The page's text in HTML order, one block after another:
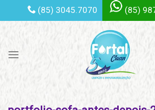
(85) 3045.7070 (85)